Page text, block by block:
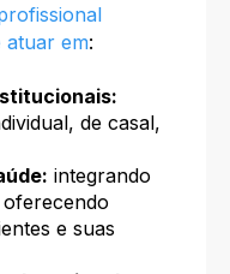
atuar em:
de casal,
integrando
e suas